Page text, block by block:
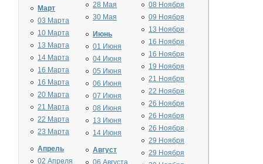
Март
03 Марта
10 Марта
13 Марта
14 Марта
16 Марта
16 Марта
20 Марта
21 Марта
22 Марта
23 Марта
Апрель
02 Апреля
28 Мая
30 Мая
Июнь
01 Июня
04 Июня
05 Июня
06 Июня
07 Июня
08 Июня
13 Июня
14 Июня
Август
06 Августа
08 Ноября
09 Ноября
13 Ноября
16 Ноября
16 Ноября
19 Ноября
21 Ноября
22 Ноября
26 Ноября
26 Ноября
26 Ноября
29 Ноября
29 Ноября